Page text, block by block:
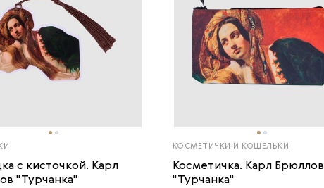
с кисточкой. Карл
"Турчанка"
КОСМЕТИЧКИ И КОШЕЛЬКИ
Косметичка. Карл Брюллов
"Турчанка"